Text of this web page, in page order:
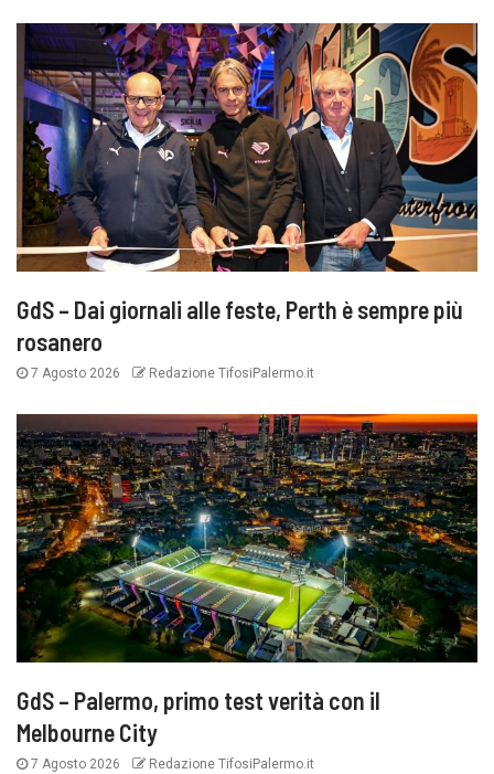
GdS – Dai giornali alle feste, Perth è sempre più
rosanero
7 Agosto 2026 Redazione TifosiPalermo.it
GdS – Palermo, primo test verità con il
Melbourne City
7 Agosto 2026 Redazione TifosiPalermo.it